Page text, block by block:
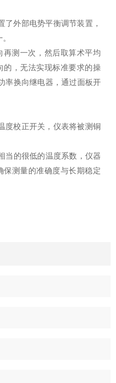
外部电势平衡调节装置，
测一次，然后取算术平均
的，无法实现标准要求的操
率换向继电器，通过面板开
度校正开关，仪表将被测铜
当的很低的温度系数，仪器
测量的准确度与长期稳定